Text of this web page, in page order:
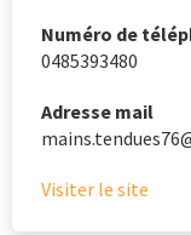
Numéro de
0485393480
Adresse mail
Visiter le site